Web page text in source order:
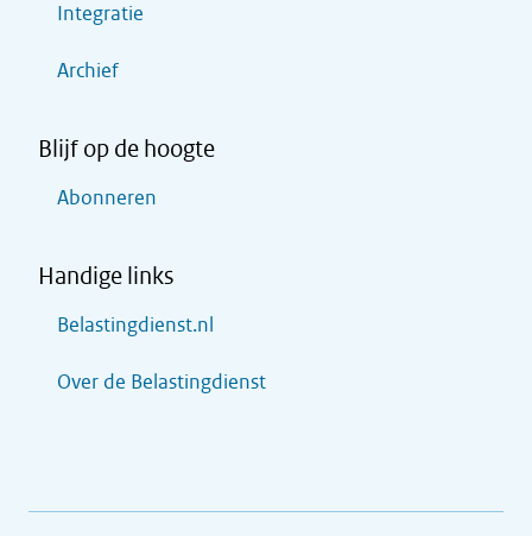
Integratie
Archief
Blijf op de hoogte
Abonneren
Handige links
Belastingdienst.nl
Over de Belastingdienst